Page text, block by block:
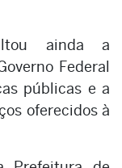
ainda a
Federal
públicas e a
oferecidos à